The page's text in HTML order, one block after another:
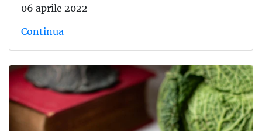
06 aprile 2022
Continua